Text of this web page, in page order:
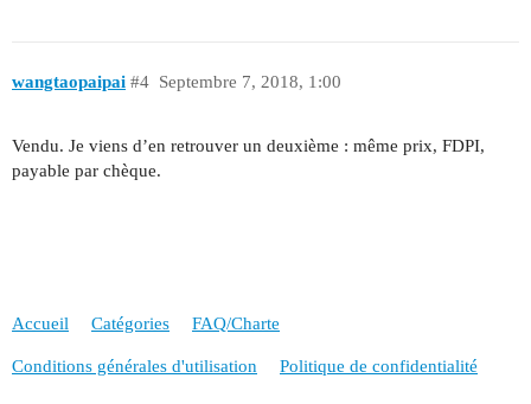
wangtaopaipai Septembre 7, 2018, 1:00
#4
Vendu. Je viens d’en retrouver un deuxième : même prix, FDPI,
payable par chèque.
Accueil Catégories FAQ/Charte
Conditions générales d'utilisation Politique de confidentialité